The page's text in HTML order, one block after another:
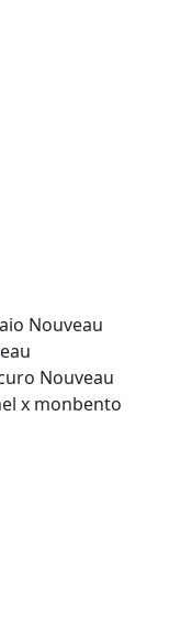
Nouveau
Nouveau
x monbento